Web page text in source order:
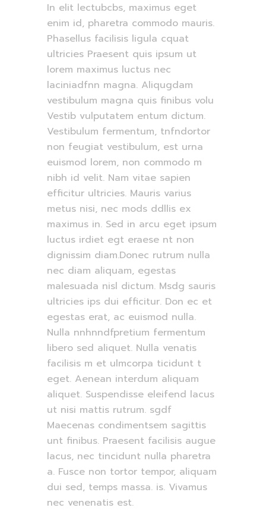
In elit lectubcbs, maximus eget
enim id, pharetra commodo mauris.
Phasellus facilisis ligula cquat
ultricies Praesent quis ipsum ut
lorem maximus luctus nec
laciniadfnn magna. Aliqugdam
vestibulum magna quis finibus volu
Vestib vulputatem entum dictum.
Vestibulum fermentum, tnfndortor
non feugiat vestibulum, est urna
euismod lorem, non commodo m
nibh id velit. Nam vitae sapien
efficitur ultricies. Mauris varius
metus nisi, nec mods ddllis ex
maximus in. Sed in arcu eget ipsum
luctus irdiet egt eraese nt non
dignissim diam.Donec rutrum nulla
nec diam aliquam, egestas
malesuada nisl dictum. Msdg sauris
ultricies ips dui efficitur. Don ec et
egestas erat, ac euismod nulla.
Nulla nnhnndfpretium fermentum
libero sed aliquet. Nulla venatis
facilisis m et ulmcorpa ticidunt t
eget. Aenean interdum aliquam
aliquet. Suspendisse eleifend lacus
ut nisi mattis rutrum. sgdf
Maecenas condimentsem sagittis
unt finibus. Praesent facilisis augue
lacus, nec tincidunt nulla pharetra
a. Fusce non tortor tempor, aliquam
dui sed, temps massa. is. Vivamus
nec venenatis est.